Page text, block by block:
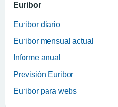
Euribor
Euribor diario
Euribor mensual actual
Informe anual
Previsión Euribor
Euribor para webs